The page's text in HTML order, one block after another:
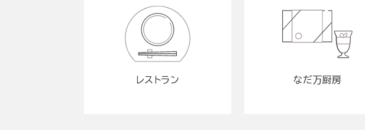
レストラン なだ万厨房